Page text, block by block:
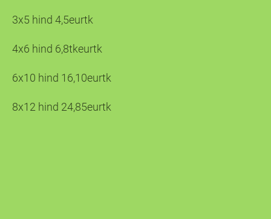
3x5 hind 4,5eurtk
4x6 hind 6,8tkeurtk
6x10 hind 16,10eurtk
8x12 hind 24,85eurtk